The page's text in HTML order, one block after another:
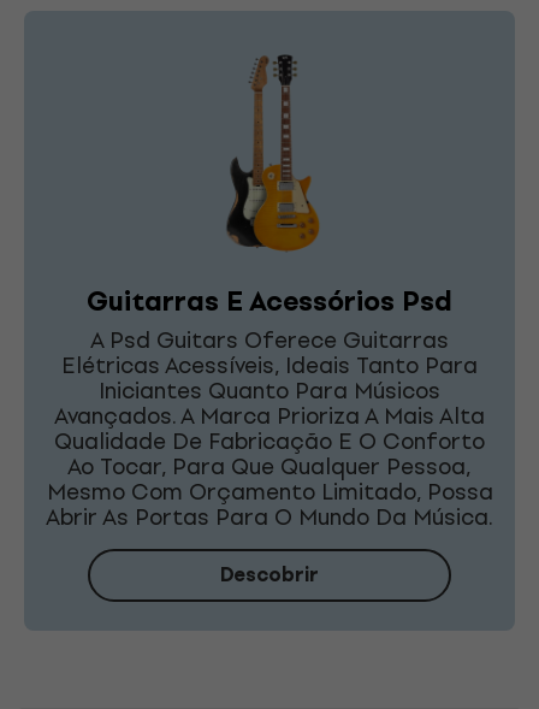
Guitarras E Acessórios Psd
A Psd Guitars Oferece Guitarras
Elétricas Acessíveis, Ideais Tanto Para
Iniciantes Quanto Para Músicos
Avançados. A Marca Prioriza A Mais Alta
Qualidade De Fabricação E O Conforto
Ao Tocar, Para Que Qualquer Pessoa,
Mesmo Com Orçamento Limitado, Possa
Abrir As Portas Para O Mundo Da Música.
Descobrir